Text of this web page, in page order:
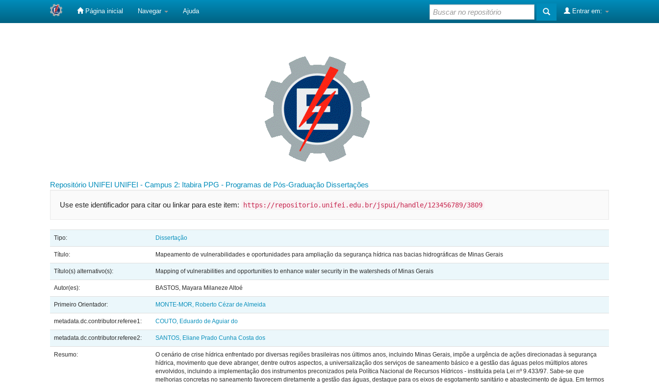
Página inicial Navegar Ajuda Entrar em:
Repositório UNIFEI UNIFEI - Campus 2: Itabira PPG - Programas de Pós-Graduação Dissertações
Use este identificador para citar ou linkar para este item: https://repositorio.unifei.edu.br/jspui/handle/123456789/3809
Tipo: Dissertação
Título: Mapeamento de vulnerabilidades e oportunidades para ampliação da segurança hídrica nas bacias hidrográficas de Minas Gerais
Título(s) alternativo(s): Mapping of vulnerabilities and opportunities to enhance water security in the watersheds of Minas Gerais
Autor(es): BASTOS, Mayara Milaneze Altoé
Primeiro Orientador: MONTE-MOR, Roberto Cézar de Almeida
metadata.dc.contributor.referee1: COUTO, Eduardo de Aguiar do
metadata.dc.contributor.referee2: SANTOS, Eliane Prado Cunha Costa dos
Resumo:
O cenário de crise hídrica enfrentado por diversas regiões brasileiras nos últimos anos, incluindo Minas Gerais, impõe a urgência de ações direcionadas à segurança
hídrica, movimento que deve abranger, dentre outros aspectos, a universalização dos serviços de saneamento básico e a gestão das águas pelos múltiplos atores
envolvidos, incluindo a implementação dos instrumentos preconizados pela Política Nacional de Recursos Hídricos - instituída pela Lei nº 9.433/97. Sabe-se que
melhorias concretas no saneamento favorecem diretamente a gestão das águas, destaque para os eixos de esgotamento sanitário e abastecimento de água. Em termos